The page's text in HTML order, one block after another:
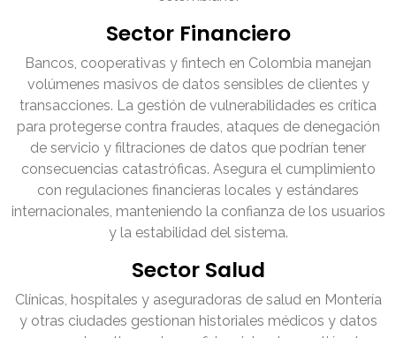
Sector Financiero
Bancos, cooperativas y fintech en Colombia manejan
volúmenes masivos de datos sensibles de clientes y
transacciones. La gestión de vulnerabilidades es crítica
para protegerse contra fraudes, ataques de denegación
de servicio y filtraciones de datos que podrían tener
consecuencias catastróficas. Asegura el cumplimiento
con regulaciones financieras locales y estándares
internacionales, manteniendo la confianza de los usuarios
y la estabilidad del sistema.
Sector Salud
Clínicas, hospitales y aseguradoras de salud en Montería
y otras ciudades gestionan historiales médicos y datos